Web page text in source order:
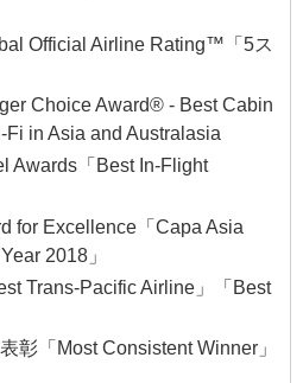
Official Airline Rating™「5ス
Choice Award® - Best Cabin
in Asia and Australasia
Awards「Best In-Flight
for Excellence「Capa Asia
2018」
Trans-Pacific Airline」「Best
彰「Most Consistent Winner」